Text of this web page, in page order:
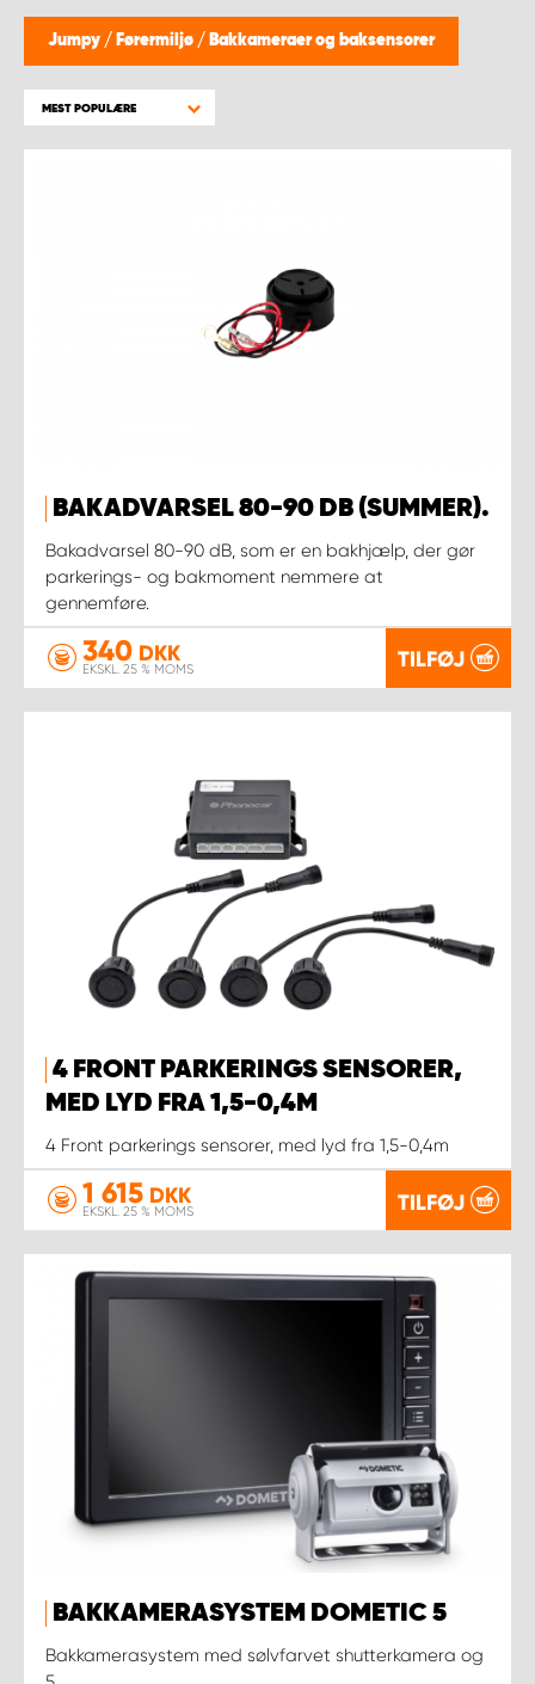
Jumpy / Førermiljø / Bakkameraer og baksensorer
MEST POPULÆRE
BAKADVARSEL 80-90 DB (SUMMER).
Bakadvarsel 80-90 dB, som er en bakhjælp, der gør
parkerings- og bakmoment nemmere at
gennemføre.
340 DKK
EKSKL. 25 % MOMS TILFØJ
4 FRONT PARKERINGS SENSORER,
MED LYD FRA 1,5-0,4M
4 Front parkerings sensorer, med lyd fra 1,5-0,4m
1 615 DKK
EKSKL. 25 % MOMS TILFØJ
BAKKAMERASYSTEM DOMETIC 5
Bakkamerasystem med sølvfarvet shutterkamera og